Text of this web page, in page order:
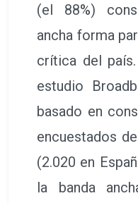
(el 88%)
ancha forma
crítica del
estudio
basado en
encuestados
(2.020 en
la banda